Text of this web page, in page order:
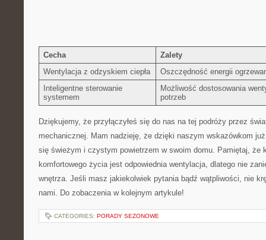
Cecha
Zalety
Wentylacja z odzyskiem ciepła
Oszczędność energii
Inteligentne sterowanie⁣
systemem
Możliwość dostosowania
potrzeb
Dziękujemy, że przyłączyłeś się do nas​ na⁤ tej podróży przez
⁢mechanicznej. Mam nadzieję, że ‍dzięki naszym wskazówkom
się świeżym⁢ i czystym powietrzem w swoim domu. Pamiętaj, że
komfortowego życia jest odpowiednia wentylacja, ‌dlatego nie
wnętrza. Jeśli masz‍ jakiekolwiek pytania ‍bądź wątpliwości, nie
nami. ‍Do ⁤zobaczenia w kolejnym artykule!
CATEGORIES: PORADY SEZONOWE